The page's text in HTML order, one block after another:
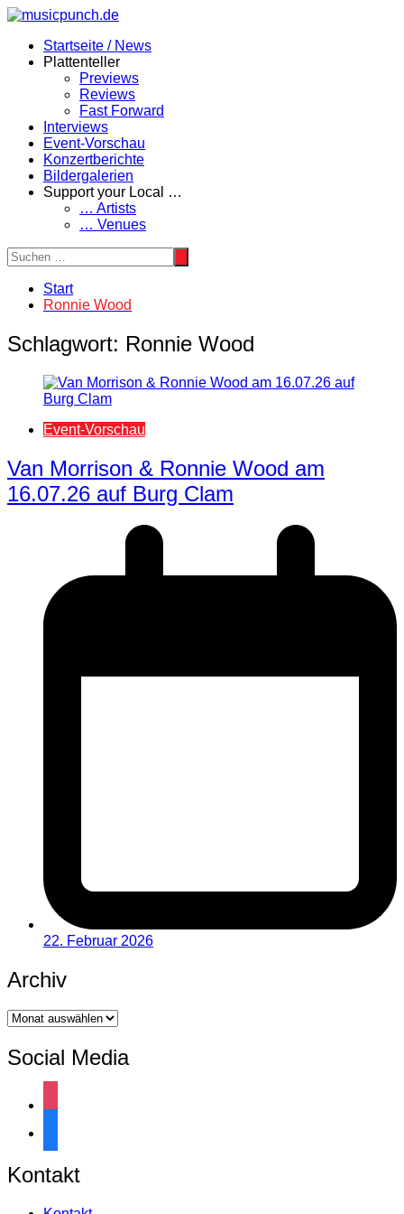
Zum
springenStartseite / News
Plattenteller
Previews
Reviews
Fast Forward
Interviews
Event-Vorschau
Konzertberichte
Bildergalerien
Support your Local …
… Artists
… Venues
Start
Ronnie Wood
Schlagwort: Ronnie Wood
Event-Vorschau
Van Morrison & Ronnie Wood am
16.07.26 auf Burg Clam
22. Februar 2026
Archiv
Archiv
Social Media
Kontakt